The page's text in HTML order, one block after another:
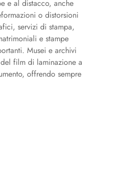
e al distacco, anche
o distorsioni
servizi di stampa,
e stampe
Musei e archivi
film di laminazione a
offrendo sempre